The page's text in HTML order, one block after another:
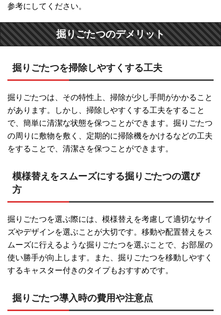
参考にしてください。
掘りごたつのデメリット
掘りごたつを掃除しやすくする工夫
掘りごたつは、その特性上、掃除が少し手間がかかること
があります。しかし、掃除しやすくする工夫をすること
で、簡単に清潔な状態を保つことができます。掘りごたつ
の周りに敷物を敷く、定期的に掃除機をかけるなどの工夫
をすることで、清潔さを保つことができます。
模様替えをスムーズにする掘りごたつの選び
方
掘りごたつを選ぶ際には、模様替えを考慮して適切なサイ
ズやデザインを選ぶことが大切です。移動や配置替えをス
ムーズに行えるような掘りごたつを選ぶことで、お部屋の
使い勝手が向上します。また、掘りごたつを移動しやすく
するキャスター付きのタイプもおすすめです。
掘りごたつ導入時の費用や注意点